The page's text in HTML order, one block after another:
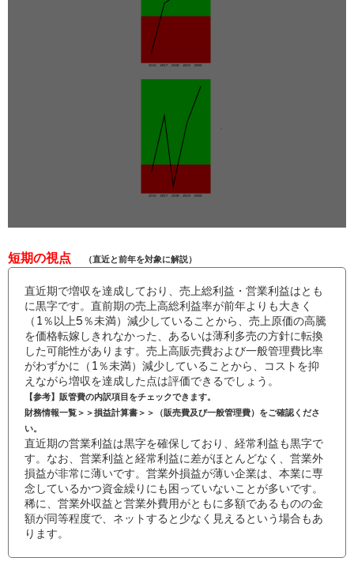
短期の視点 （直近と前年を対象に解説）
直近期で増収を達成しており、売上総利益・営業利益はとも
に黒字です。直前期の売上高総利益率が前年よりも大きく
（1％以上5％未満）減少していることから、売上原価の高騰
を価格転嫁しきれなかった、あるいは薄利多売の方針に転換
した可能性があります。売上高販売費および一般管理費比率
がわずかに（1％未満）減少していることから、コストを抑
えながら増収を達成した点は評価できるでしょう。
【参考】販管費の内訳項目をチェックできます。
財務情報一覧＞＞損益計算書＞＞（販売費及び一般管理費）をご確認くださ
い。
直近期の営業利益は黒字を確保しており、経常利益も黒字で
す。なお、営業利益と経常利益に差がほとんどなく、営業外
損益が非常に薄いです。営業外損益が薄い企業は、本業に専
念しているかつ資金繰りにも困っていないことが多いです。
稀に、営業外収益と営業外費用がともに多額であるものの金
額が同等程度で、ネットすると少なく見えるという場合もあ
ります。